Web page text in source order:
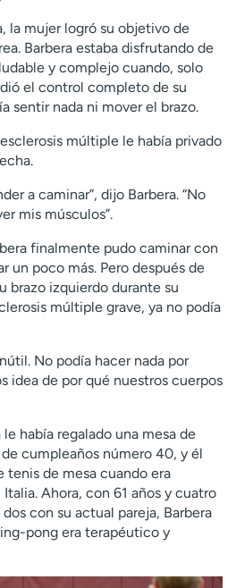
la mujer logró su objetivo de
Barbera estaba disfrutando de
y complejo cuando, solo
el control completo de su
sentir nada ni mover el brazo.
múltiple le había privado
a caminar”, dijo Barbera. “No
mis músculos”.
finalmente pudo caminar con
un poco más. Pero después de
brazo izquierdo durante su
múltiple grave, ya no podía
No podía hacer nada por
idea de por qué nuestros cuerpos
le había regalado una mesa de
cumpleaños número 40, y él
tenis de mesa cuando era
Ahora, con 61 años y cuatro
con su actual pareja, Barbera
pong era terapéutico y